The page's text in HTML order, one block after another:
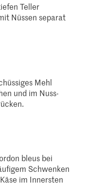
Teller
Nüssen separat
Mehl
und im Nuss-
bleus bei
Schwenken
im Innersten